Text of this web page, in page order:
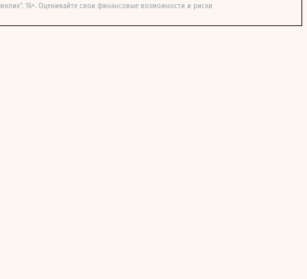
16+. Оценивайте свои финансовые возможности и риски